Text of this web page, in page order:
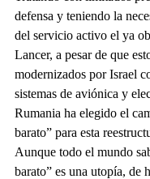
defensa y teniendo la
del servicio activo el ya
Lancer, a pesar de que
modernizados por Israel
sistemas de aviónica y
Rumania ha elegido el
barato” para esta
Aunque todo el mundo
barato” es una utopía, de